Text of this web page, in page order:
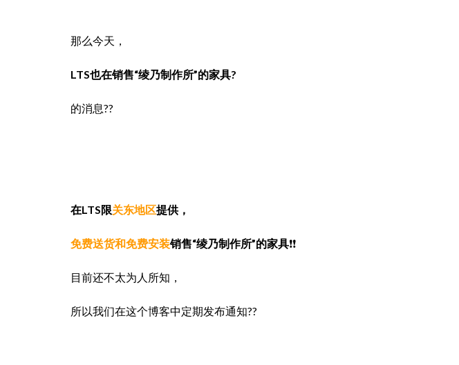
那么今天，
LTS也在销售“绫乃制作所”的家具?
的消息??
在LTS限关东地区提供，
免费送货和免费安装销售“绫乃制作所”的家具❗❗
目前还不太为人所知，
所以我们在这个博客中定期发布通知??